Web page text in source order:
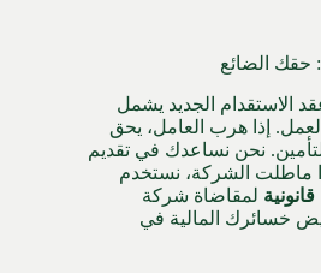
حقك الضائع
الاستقدام الجديد يشمل
إذا هرب العامل، يحق
نحن نساعدك في تقديم
ماطلت الشركة، نستخدم
لمقاضاة شركة
خسائرك المالية في